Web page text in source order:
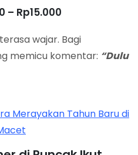
– Rp15.000
wajar. Bagi
memicu komentar: “Dulu
Merayakan Tahun Baru di